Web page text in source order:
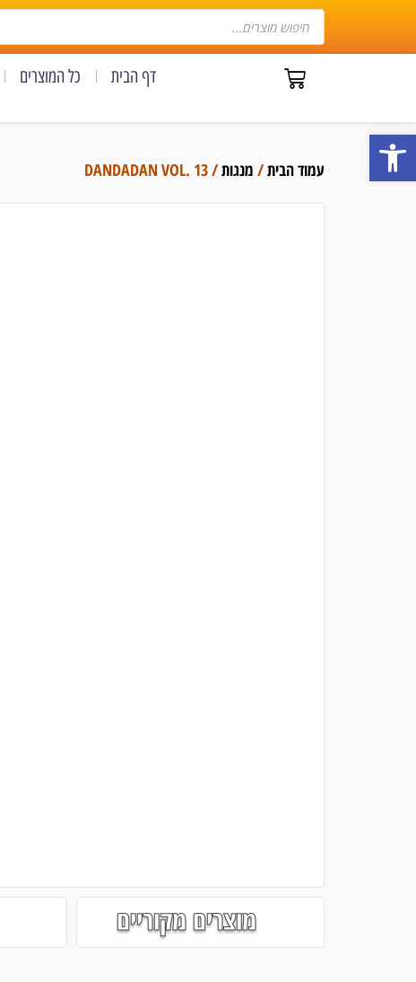
פתח סרגל נגישות
דף הבית כל המוצרים
עמוד הבית/ מנגות/ DANDADAN VOL. 13
מוצרים מקוריים